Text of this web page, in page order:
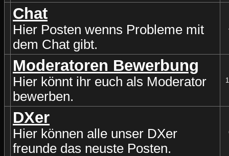
Chat
Hier Posten wenns Probleme mit
dem Chat gibt.
Moderatoren Bewerbung
Hier könnt ihr euch als Moderator
bewerben.
DXer
Hier können alle unser DXer
freunde das neuste Posten.